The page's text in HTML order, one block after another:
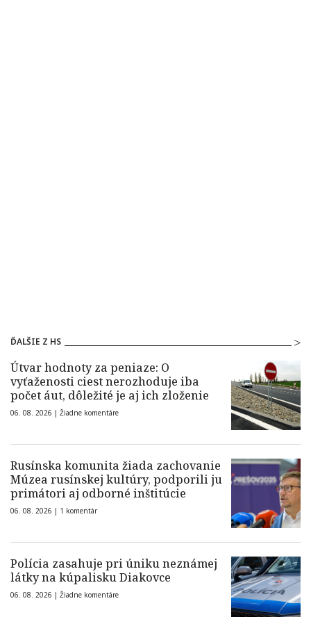
ĎALŠIE Z HS
Útvar hodnoty za peniaze: O
vyťaženosti ciest nerozhoduje iba
počet áut, dôležité je aj ich zloženie
06. 08. 2026 | Žiadne komentáre
Rusínska komunita žiada zachovanie
Múzea rusínskej kultúry, podporili ju
primátori aj odborné inštitúcie
06. 08. 2026 | 1 komentár
Polícia zasahuje pri úniku neznámej
látky na kúpalisku Diakovce
06. 08. 2026 | Žiadne komentáre